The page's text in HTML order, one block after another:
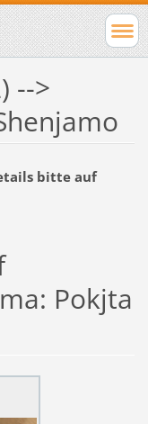
-->
bitte auf
Pokjta